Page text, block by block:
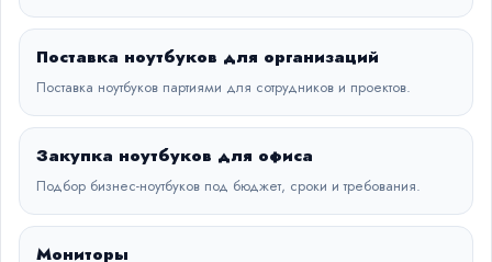
Поставка ноутбуков для организаций
Поставка ноутбуков партиями для сотрудников и проектов.
Закупка ноутбуков для офиса
Подбор бизнес-ноутбуков под бюджет, сроки и требования.
Мониторы